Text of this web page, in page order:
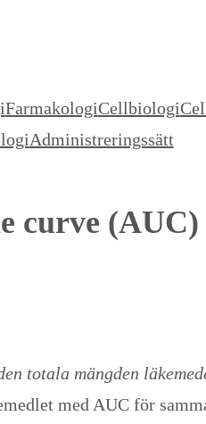
FarmakologiCellbiologi
Administreringssätt
curve (AUC)
totala mängden
med AUC för